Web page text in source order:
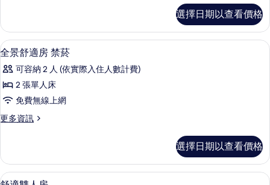
的
所
有
相
片
客
房,
多
床
的
情
選擇日期以查看價格
顯
示
全
景
舒
適
禁
菸
低過敏寢具、客房內保險箱、書桌、
7
全景舒適房 禁菸
可容納 2 人 (依實際入住人數計費)
2 張單人床
免費無線上網
更多資訊
更
舒
適
房
選擇日期以查看價格
顯 低過敏寢具、客房內保險箱、書桌、
7